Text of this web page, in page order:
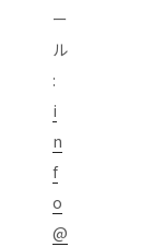
ー
ル
:
i
n
f
o
@